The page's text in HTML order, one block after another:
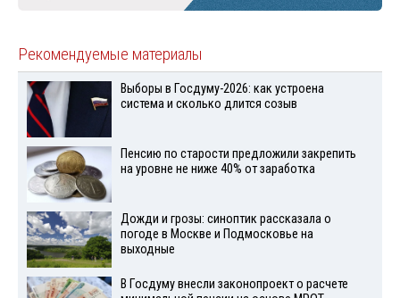
Рекомендуемые материалы
Выборы в Госдуму-2026: как устроена
система и сколько длится созыв
Пенсию по старости предложили закрепить
на уровне не ниже 40% от заработка
Дожди и грозы: синоптик рассказала о
погоде в Москве и Подмосковье на
выходные
В Госдуму внесли законопроект о расчете